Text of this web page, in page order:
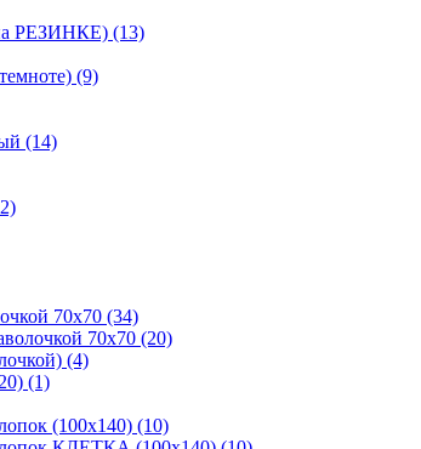
РЕЗИНКЕ) (13)
(9)
(14)
70х70 (34)
70х70 (20)
(4)
(1)
(100х140) (10)